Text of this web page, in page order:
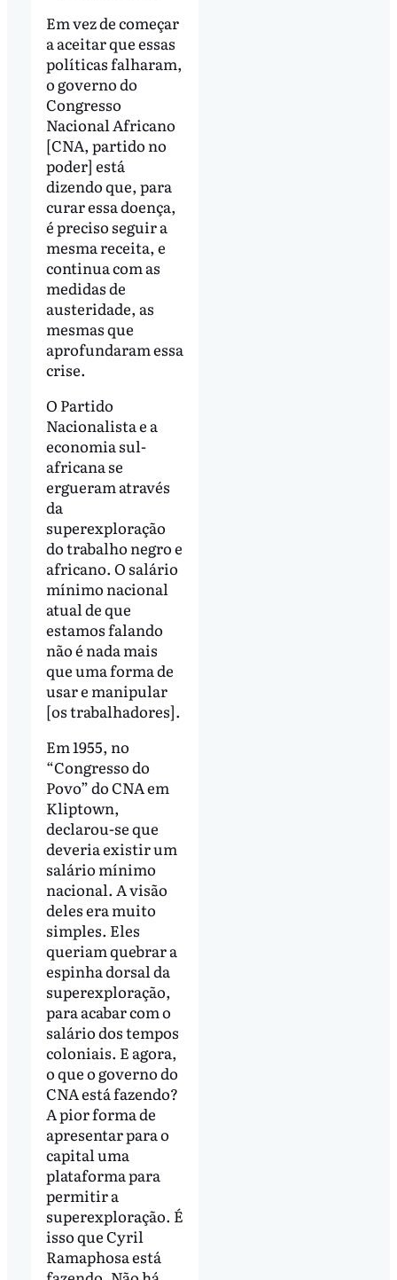
Em vez de começar
a aceitar que essas
políticas falharam,
o governo do
Congresso
Nacional Africano
[CNA, partido no
poder] está
dizendo que, para
curar essa doença,
é preciso seguir a
mesma receita, e
continua com as
medidas de
austeridade, as
mesmas que
aprofundaram essa
crise.
O Partido
Nacionalista e a
economia sul-
africana se
ergueram através
da
superexploração
do trabalho negro e
africano. O salário
mínimo nacional
atual de que
estamos falando
não é nada mais
que uma forma de
usar e manipular
[os trabalhadores].
Em 1955, no
“Congresso do
Povo” do CNA em
Kliptown,
declarou-se que
deveria existir um
salário mínimo
nacional. A visão
deles era muito
simples. Eles
queriam quebrar a
espinha dorsal da
superexploração,
para acabar com o
salário dos tempos
coloniais. E agora,
o que o governo do
CNA está fazendo?
A pior forma de
apresentar para o
capital uma
plataforma para
permitir a
superexploração. É
isso que Cyril
Ramaphosa está